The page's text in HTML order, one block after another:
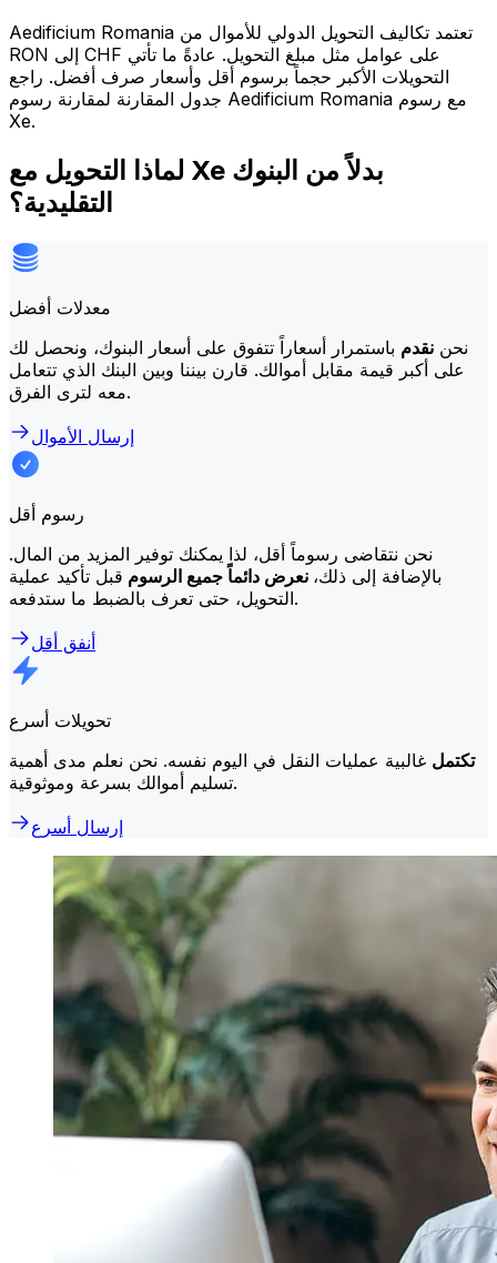
Aedificium Romania تعتمد تكاليف التحويل الدولي للأموال من
RON إلى CHF على عوامل مثل مبلغ التحويل. عادةً ما تأتي
التحويلات الأكبر حجماً برسوم أقل وأسعار صرف أفضل. راجع
جدول المقارنة لمقارنة رسوم Aedificium Romania مع رسوم
Xe.
لماذا التحويل مع Xe بدلاً من البنوك
التقليدية؟
معدلات أفضل
نحن نقدم باستمرار أسعاراً تتفوق على أسعار البنوك، ونحصل لك
على أكبر قيمة مقابل أموالك. قارن بيننا وبين البنك الذي تتعامل
معه لترى الفرق.
إرسال الأموال
رسوم أقل
نحن نتقاضى رسوماً أقل، لذا يمكنك توفير المزيد من المال.
بالإضافة إلى ذلك، نعرض دائماً جميع الرسوم قبل تأكيد عملية
التحويل، حتى تعرف بالضبط ما ستدفعه.
أنفق أقل
تحويلات أسرع
تكتمل غالبية عمليات النقل في اليوم نفسه. نحن نعلم مدى أهمية
تسليم أموالك بسرعة وموثوقية.
إرسال أسرع